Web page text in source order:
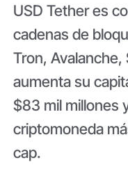
USD Tether es
cadenas de
Tron, Avalanche,
aumenta su
$83 mil millones
criptomoneda
cap.